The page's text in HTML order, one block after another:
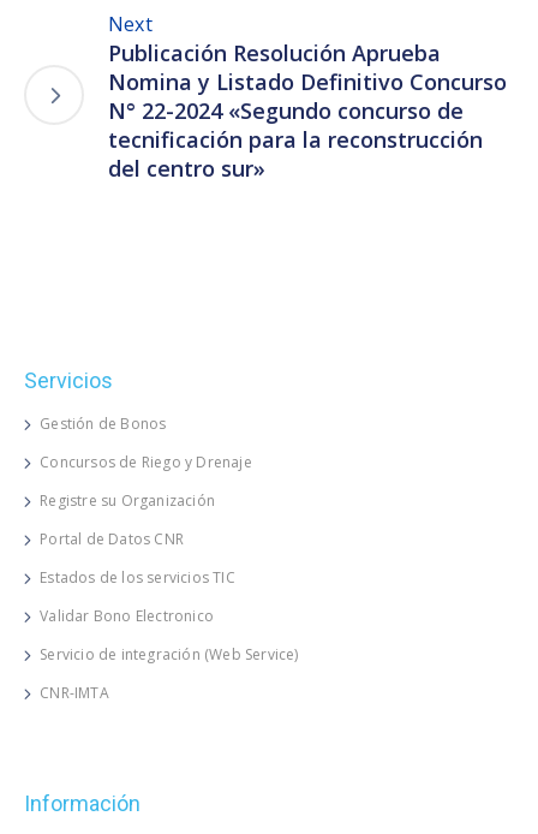
Next
Publicación Resolución Aprueba
Nomina y Listado Definitivo Concurso
N° 22-2024 «Segundo concurso de
tecnificación para la reconstrucción
del centro sur»
Servicios
Gestión de Bonos
Concursos de Riego y Drenaje
Registre su Organización
Portal de Datos CNR
Estados de los servicios TIC
Validar Bono Electronico
Servicio de integración (Web Service)
CNR-IMTA
Información